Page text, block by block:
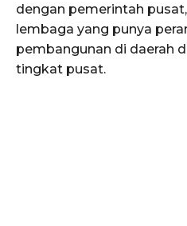
dengan pemerintah
lembaga yang punya
pembangunan di daerah
tingkat pusat.